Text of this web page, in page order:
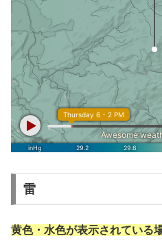
雷
黄色・水色が表示されている